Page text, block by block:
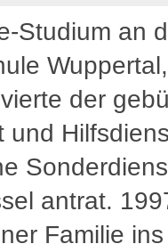
Studium an
der
und
antrat.
Familie ins